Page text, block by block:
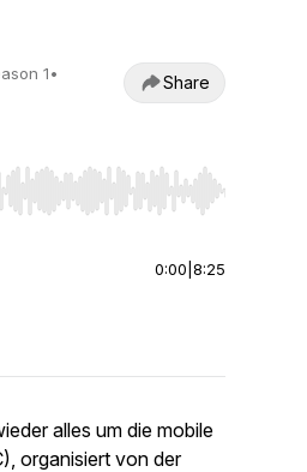
1•
Share
to jump to start or end. Hold
0:00 8:25
alles um die mobile
organisiert von der